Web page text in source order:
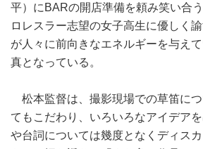
平）にBARの開店準備を頼み笑い合
ロレスラー志望の女子高生に優しく
が人々に前向きなエネルギーを与え
真となっている。
松本監督は、撮影現場での草笛に
てもこだわり、いろいろなアイデア
や台詞については幾度となくディス